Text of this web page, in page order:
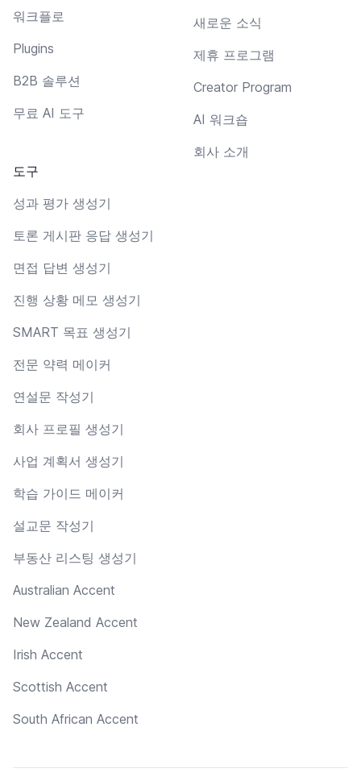
워크플로
Plugins
B2B 솔루션
무료 AI 도구
도구
성과 평가 생성기
토론 게시판 응답 생성기
면접 답변 생성기
진행 상황 메모 생성기
SMART 목표 생성기
전문 약력 메이커
연설문 작성기
회사 프로필 생성기
사업 계획서 생성기
학습 가이드 메이커
설교문 작성기
부동산 리스팅 생성기
Australian Accent
New Zealand Accent
Irish Accent
Scottish Accent
South African Accent
새로운 소식
제휴 프로그램
Creator Program
AI 워크숍
회사 소개